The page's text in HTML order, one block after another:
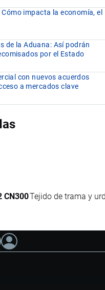
impacta la economía, el
de la Aduana: Así podrán
por el Estado
con nuevos acuerdos
a mercados clave
CN300Tejido de trama y